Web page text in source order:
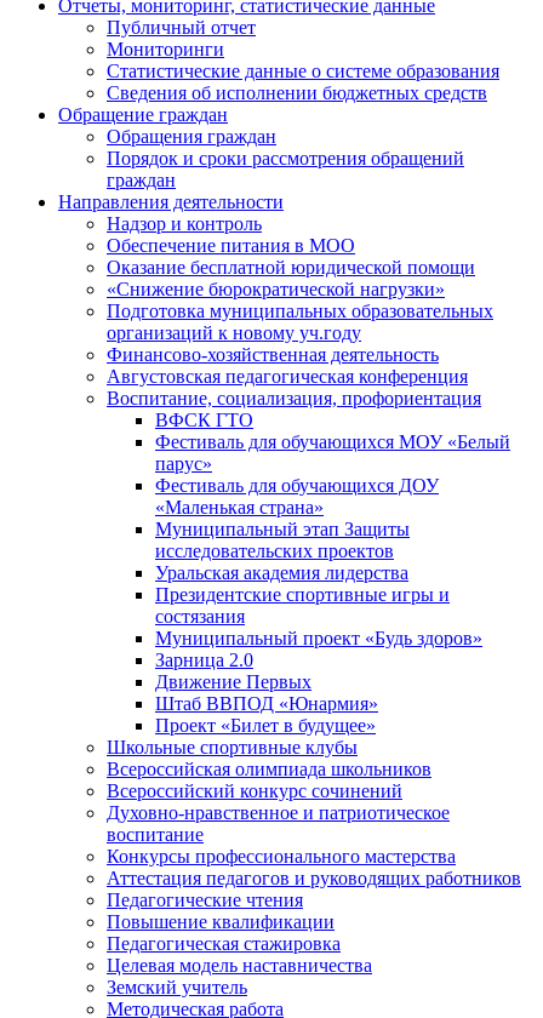
Отчеты, мониторинг, статистические данные
Публичный отчет
Мониторинги
Статистические данные о системе образования
Сведения об исполнении бюджетных средств
Обращение граждан
Обращения граждан
Порядок и сроки рассмотрения обращений
граждан
Направления деятельности
Надзор и контроль
Обеспечение питания в МОО
Оказание бесплатной юридической помощи
«Снижение бюрократической нагрузки»
Подготовка муниципальных образовательных
организаций к новому уч.году
Финансово-хозяйственная деятельность
Августовская педагогическая конференция
Воспитание, социализация, профориентация
ВФСК ГТО
Фестиваль для обучающихся МОУ «Белый
парус»
Фестиваль для обучающихся ДОУ
«Маленькая страна»
Муниципальный этап Защиты
исследовательских проектов
Уральская академия лидерства
Президентские спортивные игры и
состязания
Муниципальный проект «Будь здоров»
Зарница 2.0
Движение Первых
Штаб ВВПОД «Юнармия»
Проект «Билет в будущее»
Школьные спортивные клубы
Всероссийская олимпиада школьников
Всероссийский конкурс сочинений
Духовно-нравственное и патриотическое
воспитание
Конкурсы профессионального мастерства
Аттестация педагогов и руководящих работников
Педагогические чтения
Повышение квалификации
Педагогическая стажировка
Целевая модель наставничества
Земский учитель
Методическая работа